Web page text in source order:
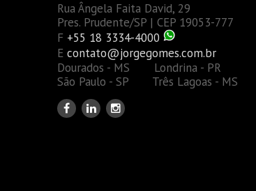
Rua Ângela Faita David, 29
Pres. Prudente/SP | CEP 19053-777
F +55 18 3334-4000
E contato@jorgegomes.com.br
Dourados - MS Londrina - PR
São Paulo - SP Três Lagoas - MS